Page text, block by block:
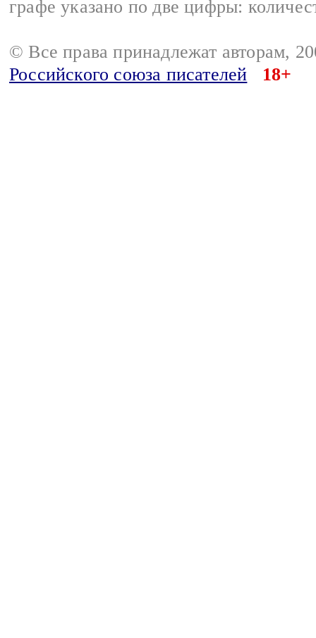
графе указано по две цифры:
© Все права принадлежат авторам,
Российского союза писателей
18+